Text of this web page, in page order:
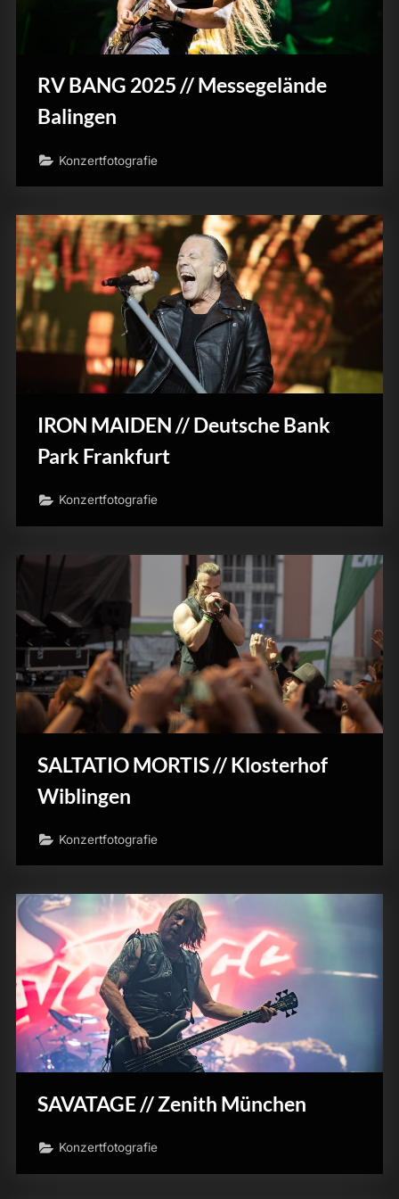
RV BANG 2025 // Messegelände
Balingen
Konzertfotografie
IRON MAIDEN // Deutsche Bank
Park Frankfurt
Konzertfotografie
SALTATIO MORTIS // Klosterhof
Wiblingen
Konzertfotografie
SAVATAGE // Zenith München
Konzertfotografie